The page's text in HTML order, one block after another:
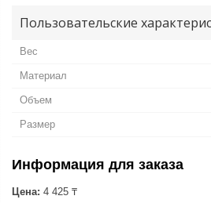
Пользовательские
Вес
Материал
Объем
Размер
Информация для заказа
Цена: 4 425 ₸